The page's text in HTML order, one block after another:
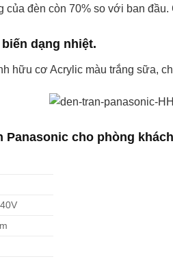
đèn còn 70% so với ban
dạng nhiệt.
hữu cơ Acrylic màu trắng sữa,
cho phòng khách